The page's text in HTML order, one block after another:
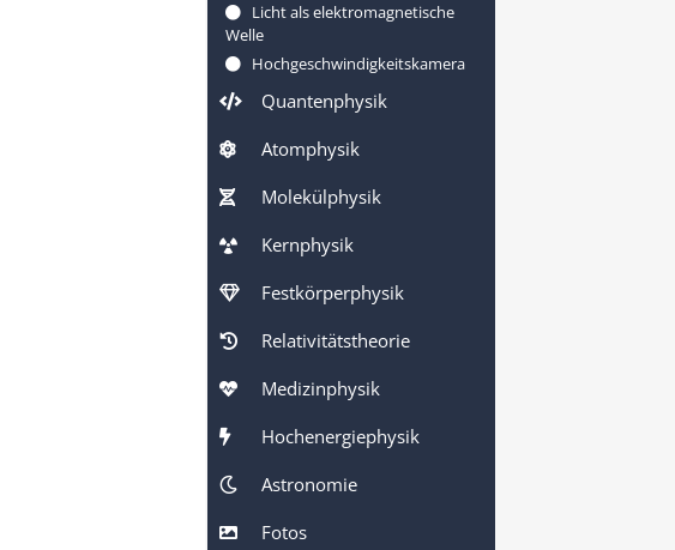
Licht als elektromagnetische
Welle
Hochgeschwindigkeitskamera
Quantenphysik
Atomphysik
Molekülphysik
Kernphysik
Festkörperphysik
Relativitätstheorie
Medizinphysik
Hochenergiephysik
Astronomie
Fotos